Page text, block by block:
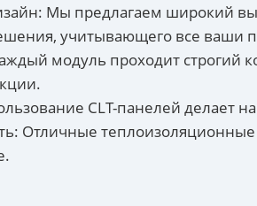
Мы предлагаем широкий
учитывающего все ваши
модуль проходит строгий
CLT-панелей делает
Отличные теплоизоляционные